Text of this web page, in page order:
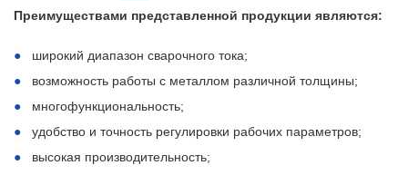
Преимуществами представленной продукции являются:
широкий диапазон сварочного тока;
возможность работы с металлом различной толщины;
многофункциональность;
удобство и точность регулировки рабочих параметров;
высокая производительность;